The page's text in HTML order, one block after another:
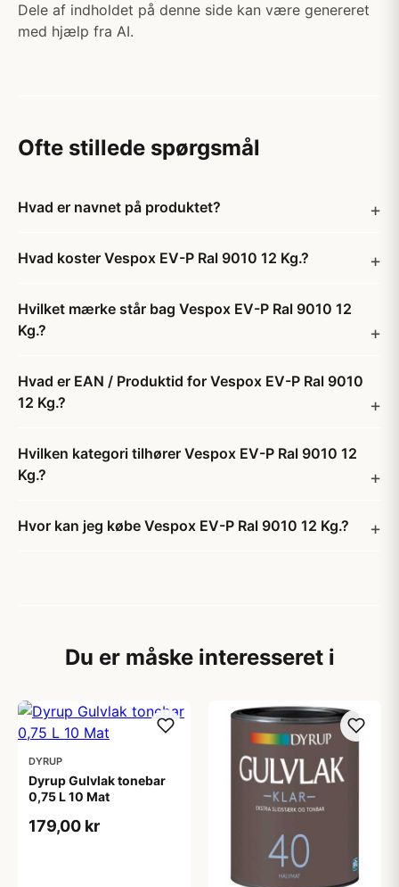
Dele af indholdet på denne side kan være genereret
med hjælp fra AI.
Ofte stillede spørgsmål
Hvad er navnet på produktet?
Hvad koster Vespox EV-P Ral 9010 12 Kg.?
Hvilket mærke står bag Vespox EV-P Ral 9010 12
Kg.?
Hvad er EAN / Produktid for Vespox EV-P Ral 9010
12 Kg.?
Hvilken kategori tilhører Vespox EV-P Ral 9010 12
Kg.?
Hvor kan jeg købe Vespox EV-P Ral 9010 12 Kg.?
Du er måske interesseret i
DYRUP
Dyrup Gulvlak tonebar
0,75 L 10 Mat
179,00 kr